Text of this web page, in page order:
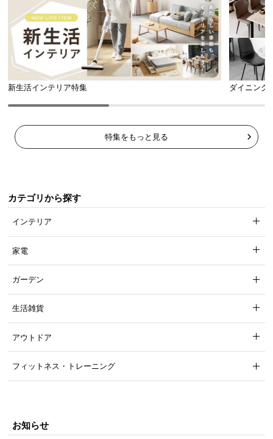
新生活インテリア特集 ダイニング
特集をもっと見る
カテゴリから探す
インテリア
家電
ガーデン
生活雑貨
アウトドア
フィットネス・トレーニング
お知らせ